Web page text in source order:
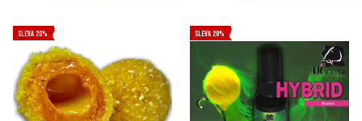
SLEVA 20% SLEVA 20%